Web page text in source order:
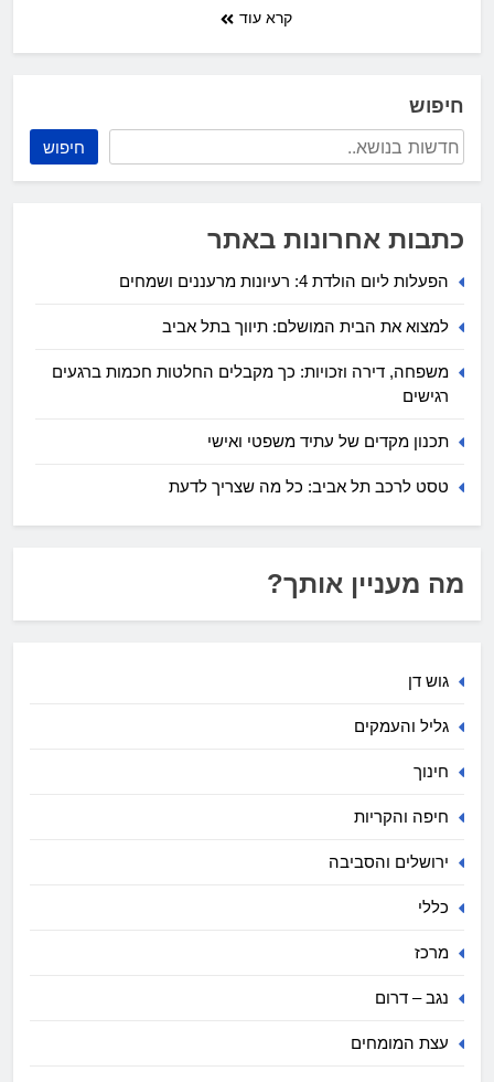
קרא עוד
חיפוש
חיפוש
כתבות אחרונות באתר
הפעלות ליום הולדת 4: רעיונות מרעננים ושמחים
למצוא את הבית המושלם: תיווך בתל אביב
משפחה, דירה וזכויות: כך מקבלים החלטות חכמות ברגעים
רגישים
תכנון מקדים של עתיד משפטי ואישי
טסט לרכב תל אביב: כל מה שצריך לדעת
מה מעניין אותך?
גוש דן
גליל והעמקים
חינוך
חיפה והקריות
ירושלים והסביבה
כללי
מרכז
נגב – דרום
עצת המומחים